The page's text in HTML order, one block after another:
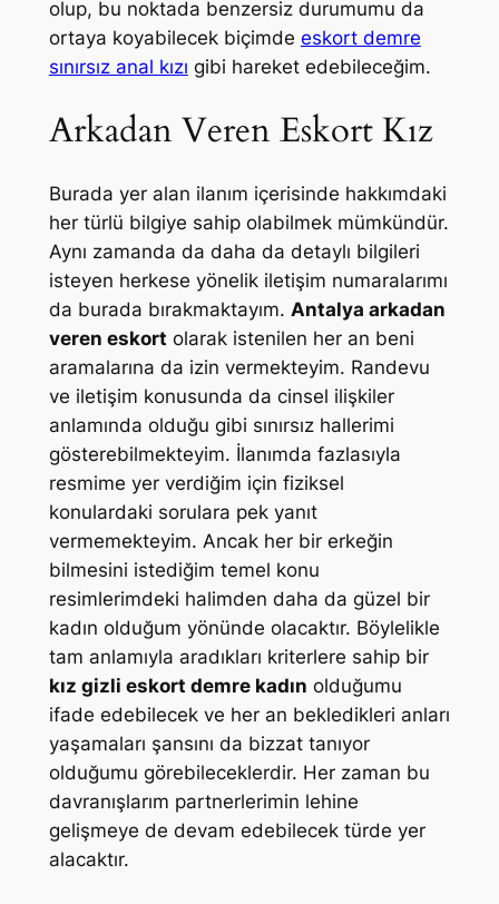
olup, bu noktada benzersiz durumumu da
ortaya koyabilecek biçimde eskort demre
sınırsız anal kızı gibi hareket edebileceğim.
Arkadan Veren Eskort Kız
Burada yer alan ilanım içerisinde hakkımdaki
her türlü bilgiye sahip olabilmek mümkündür.
Aynı zamanda da daha da detaylı bilgileri
isteyen herkese yönelik iletişim numaralarımı
da burada bırakmaktayım. Antalya arkadan
veren eskort olarak istenilen her an beni
aramalarına da izin vermekteyim. Randevu
ve iletişim konusunda da cinsel ilişkiler
anlamında olduğu gibi sınırsız hallerimi
gösterebilmekteyim. İlanımda fazlasıyla
resmime yer verdiğim için fiziksel
konulardaki sorulara pek yanıt
vermemekteyim. Ancak her bir erkeğin
bilmesini istediğim temel konu
resimlerimdeki halimden daha da güzel bir
kadın olduğum yönünde olacaktır. Böylelikle
tam anlamıyla aradıkları kriterlere sahip bir
kız gizli eskort demre kadın olduğumu
ifade edebilecek ve her an bekledikleri anları
yaşamaları şansını da bizzat tanıyor
olduğumu görebileceklerdir. Her zaman bu
davranışlarım partnerlerimin lehine
gelişmeye de devam edebilecek türde yer
alacaktır.